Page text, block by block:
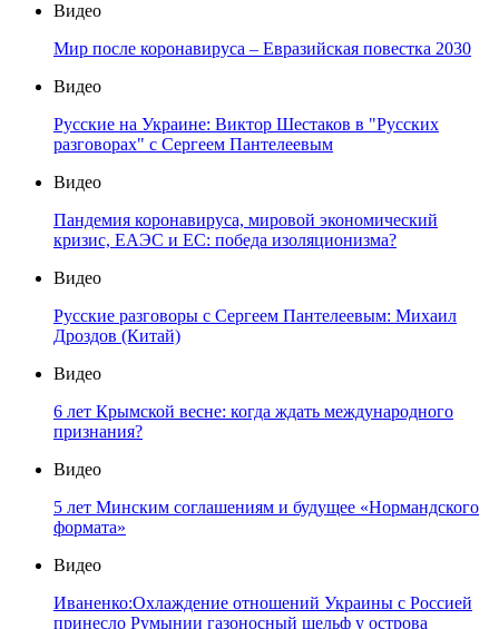
Видео
Мир после коронавируса – Евразийская повестка 2030
Видео
Русские на Украине: Виктор Шестаков в "Русских
разговорах" с Сергеем Пантелеевым
Видео
Пандемия коронавируса, мировой экономический
кризис, ЕАЭС и ЕС: победа изоляционизма?
Видео
Русские разговоры с Сергеем Пантелеевым: Михаил
Дроздов (Китай)
Видео
6 лет Крымской весне: когда ждать международного
признания?
Видео
5 лет Минским соглашениям и будущее «Нормандского
формата»
Видео
Иваненко:Охлаждение отношений Украины с Россией
принесло Румынии газоносный шельф у острова